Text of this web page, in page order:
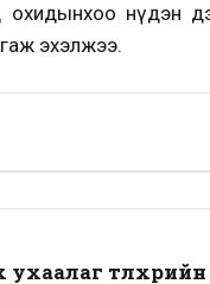
охидынхоо нүдэн
эхэлжээ.